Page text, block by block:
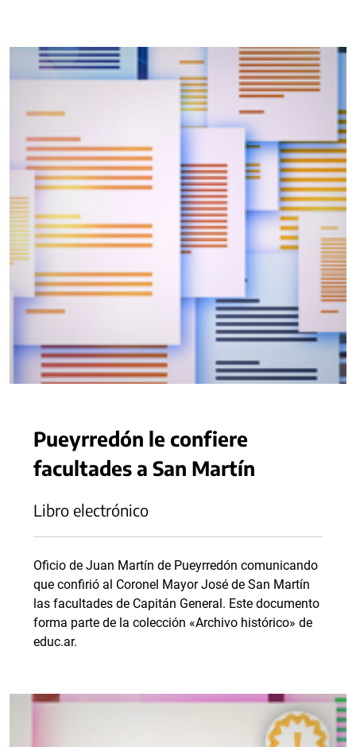
Pueyrredón le confiere
facultades a San Martín
Libro electrónico
Oficio de Juan Martín de Pueyrredón comunicando
que confirió al Coronel Mayor José de San Martín
las facultades de Capitán General. Este documento
forma parte de la colección «Archivo histórico» de
educ.ar.